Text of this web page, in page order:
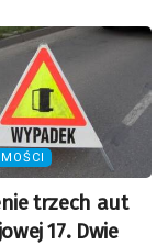
trzech aut
17. Dwie